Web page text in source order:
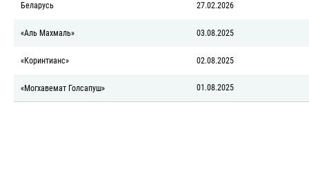
Беларусь 27.02.2026
«Аль Махмаль» 03.08.2025
«Коринтианс» 02.08.2025
«Могхавемат Голсапуш» 01.08.2025